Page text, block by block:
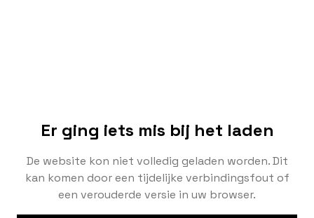
Er ging iets mis bij het laden
De website kon niet volledig geladen worden. Dit
kan komen door een tijdelijke verbindingsfout of
een verouderde versie in uw browser.